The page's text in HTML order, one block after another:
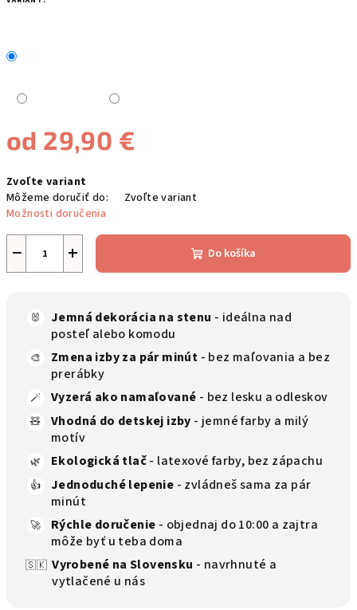
od 29,90 €
cena:
Zvoľte variant
Môžeme doručiť do:
Zvoľte variant
Možnosti doručenia
+
− Do košíka
🐰 Jemná dekorácia na stenu - ideálna nad
posteľ alebo komodu
🎨 Zmena izby za pár minút - bez maľovania a bez
prerábky
🪄 Vyzerá ako namaľované - bez lesku a odleskov
🧸 Vhodná do detskej izby - jemné farby a milý
motív
🌿 Ekologická tlač- latexové farby, bez zápachu
👍 Jednoduché lepenie - zvládneš sama za pár
minút
🚀 Rýchle doručenie - objednaj do 10:00 a zajtra
môže byť u teba doma
🇸🇰 Vyrobené na Slovensku - navrhnuté a
vytlačené u nás